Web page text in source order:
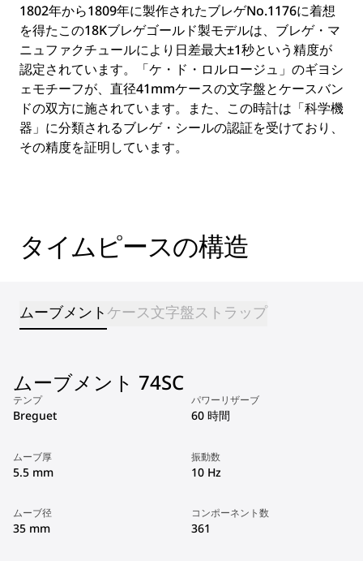
1802年から1809年に製作されたブレゲNo.1176に着想
を得たこの18Kブレゲゴールド製モデルは、ブレゲ・マ
ニュファクチュールにより日差最大±1秒という精度が
認定されています。「ケ・ド・ロルロージュ」のギヨシ
ェモチーフが、直径41mmケースの文字盤とケースバン
ドの双方に施されています。また、この時計は「科学機
器」に分類されるブレゲ・シールの認証を受けており、
その精度を証明しています。
タイムピースの構造
ムーブメント ケース文字盤ストラップ
ムーブメント 74SC
テンプ
Breguet
パワーリザーブ
60 時間
ムーブ厚
5.5 mm
振動数
10 Hz
ムーブ径
35 mm
コンポーネント数
361